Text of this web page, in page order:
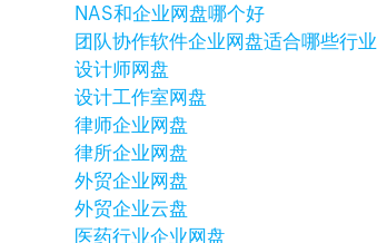
NAS和企业网盘哪个好
团队协作软件企业网盘适合哪些行业
设计师网盘
设计工作室网盘
律师企业网盘
律所企业网盘
外贸企业网盘
外贸企业云盘
医药行业企业网盘